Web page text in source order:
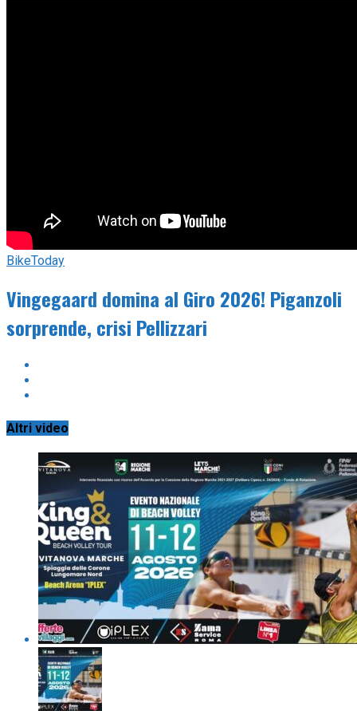
BikeToday
Vingegaard domina al Giro 2026! Piganzoli
sorprende, crisi Pellizzari
Altri video